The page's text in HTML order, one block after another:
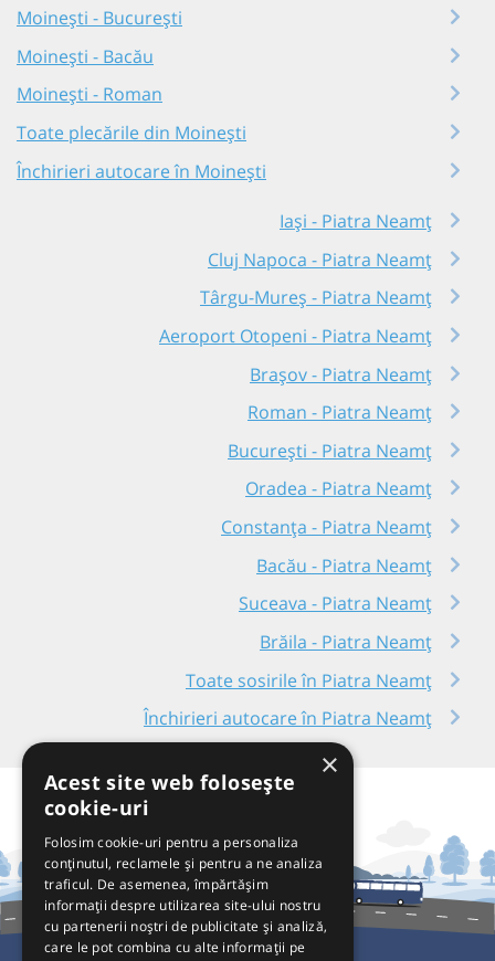
Moinești - București
Moinești - Bacău
Moinești - Roman
Toate plecările din Moinești
Închirieri autocare în Moinești
Iași - Piatra Neamț
Cluj Napoca - Piatra Neamț
Târgu-Mureș - Piatra Neamț
Aeroport Otopeni - Piatra Neamț
Brașov - Piatra Neamț
Roman - Piatra Neamț
București - Piatra Neamț
Oradea - Piatra Neamț
Constanța - Piatra Neamț
Bacău - Piatra Neamț
Suceava - Piatra Neamț
Brăila - Piatra Neamț
Toate sosirile în Piatra Neamț
Închirieri autocare în Piatra Neamț
×
Acest site web folosește
cookie-uri
Folosim cookie-uri pentru a personaliza
conținutul, reclamele și pentru a ne analiza
traficul. De asemenea, împărtășim
informații despre utilizarea site-ului nostru
cu partenerii noștri de publicitate și analiză,
care le pot combina cu alte informații pe